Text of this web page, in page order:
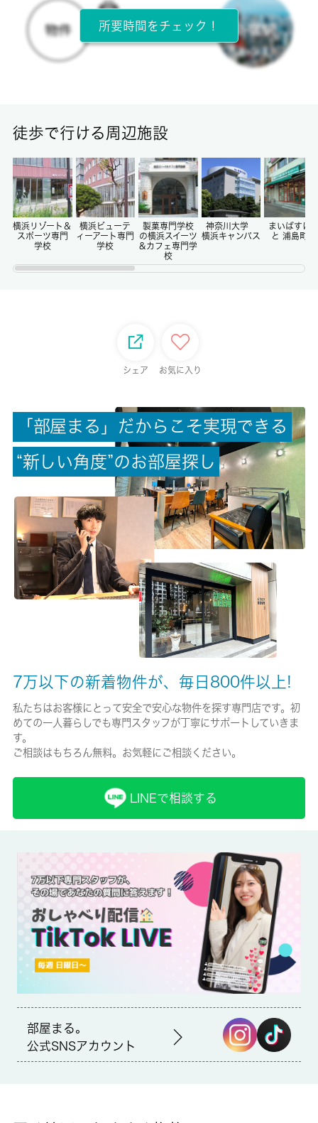
所在階
7階 / 10階建
0ヶ月
償却/敷引
-/-
駐車場/料金
-/-
有/19000円
保険名/保険期間
家財保険/2年
保証人代行
５０％
賃貸区分/契約期間
一般/2年
取引形態
初期費用のクレジット決済が可能 クレジット可能条件等：Ｃ
スリーエフ神奈川新町店まで徒歩1分と近場にコンビニがあるの
もポイント。収納はシューズボックス・クロゼットなどが備え付
けられているので、衣類や日用品の収納に重宝します。京急本線
神奈川新町の近くでお住まいをお探しなら 城南コミュニティに
ご連絡ください。設備が充実したお住まいの情報をご提供いたし
ます。
所要時間をチェック！
徒歩で行ける周辺施設
横浜リゾート＆
スポーツ専門
学校
横浜ビューテ
ィーアート専門
学校
製菓専門学校
の横浜スイーツ
&カフェ専門学
校
神奈川大学
横浜キャンパス
まいばすけ
と 浦島町店
シェア お気に入り
「 部屋 ま る 」 だ か ら こ そ実現で き る
“新 し い角 度”のお部屋探 し
7万以下の新着物件が、毎日800件以上!
私たちはお客様にとって安全で安心な物件を探す専門店です。初
めての一人暮らしでも専門スタッフが丁寧にサポートしていきま
す。
ご相談はもちろん無料。お気軽にご相談ください。
LINEで相談する
部屋まる。
公式SNSアカウント